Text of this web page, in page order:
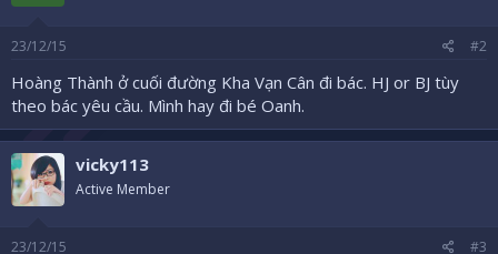
23/12/15 #2
Hoàng Thành ở cuối đường Kha Vạn Cân đi bác. HJ or BJ tùy
theo bác yêu cầu. Mình hay đi bé Oanh.
vicky113
Active Member
23/12/15 #3